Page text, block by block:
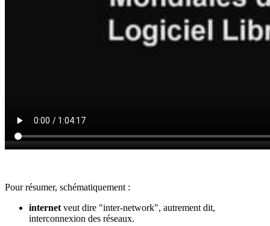
Pour résumer, schématiquement :
internet veut dire "inter-network", autrement dit,
interconnexion des réseaux.